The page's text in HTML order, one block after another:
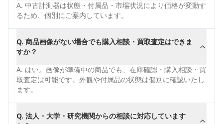
A. 中古計測器は状態・付属品・市場状況により価格が変動す
るため、個別にご案内しています。
Q. 商品画像がない場合でも購入相談・買取査定はできま
すか？
A. はい。画像が準備中の商品でも、在庫確認・購入相談・買
取査定は可能です。外観や付属品の状態は個別に確認いたし
ます。
Q. 法人・大学・研究機関からの相談に対応しています